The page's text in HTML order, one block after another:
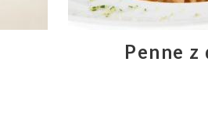
Penne z